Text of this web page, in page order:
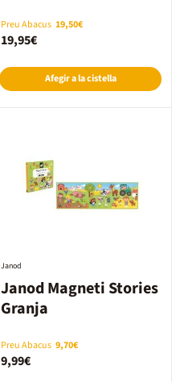
Preu Abacus 19,50€
19,95€
Afegir a la cistella
Janod Magneti Stories
Granja
Janod
Preu Abacus 9,70€
9,99€